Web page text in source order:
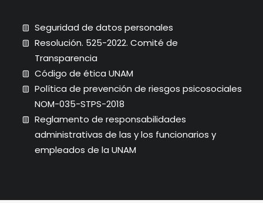
Seguridad de datos personales
Resolución. 525-2022. Comité de
Transparencia
Código de ética UNAM
Política de prevención de riesgos psicosociales
NOM-035-STPS-2018
Reglamento de responsabilidades
administrativas de las y los funcionarios y
empleados de la UNAM